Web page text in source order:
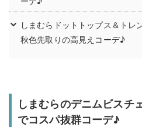
しまむらドットトップス＆トレ
秋色先取りの高見えコーデ♪
しまむらのデニムビスチ
でコスパ抜群コーデ♪